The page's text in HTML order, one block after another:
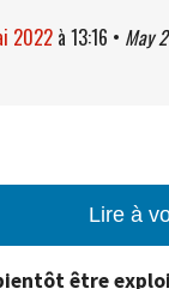
2022 à 13:16 • May
Lire à
être